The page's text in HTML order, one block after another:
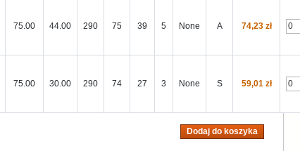
75.00 44.00 290 75 39 5 None A 74,23 zł
75.00 30.00 290 74 27 3 None S 59,01 zł
Dodaj do koszyka